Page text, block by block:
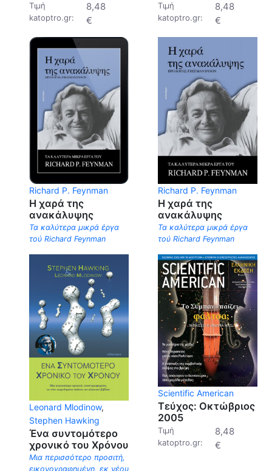
Τιμή
katoptro.gr:
8,48
€
Τιμή
katoptro.gr:
8,48
€
Richard P. Feynman
Η χαρά της
ανακάλυψης
Τα καλύτερα μικρά έργα
τού Richard Feynman
Richard P. Feynman
Η χαρά της
ανακάλυψης
Τα καλύτερα μικρά έργα
τού Richard Feynman
Leonard Mlodinow,
Stephen Hawking
Ένα συντομότερο
χρονικό του Χρόνου
Μια περισσότερο προσιτή,
εικονογραφημένη, εκ νέου
Scientific American
Τεύχος: Οκτώβριος
2005
Τιμή
katoptro.gr:
8,48
€